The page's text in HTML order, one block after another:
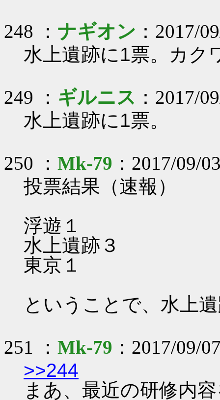
248 ： ナギオン ：2017/
水上遺跡に1票。カク
249 ： ギルニス ：2017/
水上遺跡に1票。
250 ： Mk-79 ：2017/09/
投票結果（速報）
浮遊１
水上遺跡３
東京１
ということで、水上
251 ： Mk-79 ：2017/09/
>>244
まあ、最近の研修内